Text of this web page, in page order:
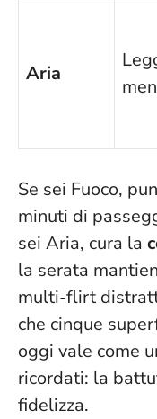
Aria
Se sei Fuoco,
minuti di
sei Aria, cura la
la serata
multi-flirt
che cinque
oggi vale come
ricordati: la
fidelizza.